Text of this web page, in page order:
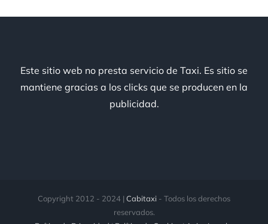
Este sitio web no presta servicio de Taxi. Es sitio se
mantiene gracias a los clicks que se producen en la
publicidad.
Copyright 2012 - 2024 | Cabitaxi - Todos los derechos
reservados.